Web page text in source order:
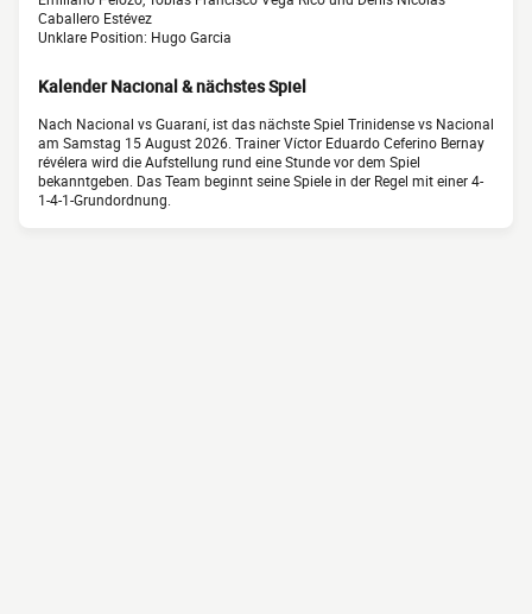
Caballero Estévez
Unklare Position: Hugo Garcia
Kalender Nacional & nächstes Spiel
Nach Nacional vs Guaraní, ist das nächste Spiel Trinidense vs Nacional
am Samstag 15 August 2026. Trainer Víctor Eduardo Ceferino Bernay
révélera wird die Aufstellung rund eine Stunde vor dem Spiel
bekanntgeben. Das Team beginnt seine Spiele in der Regel mit einer 4-
1-4-1-Grundordnung.